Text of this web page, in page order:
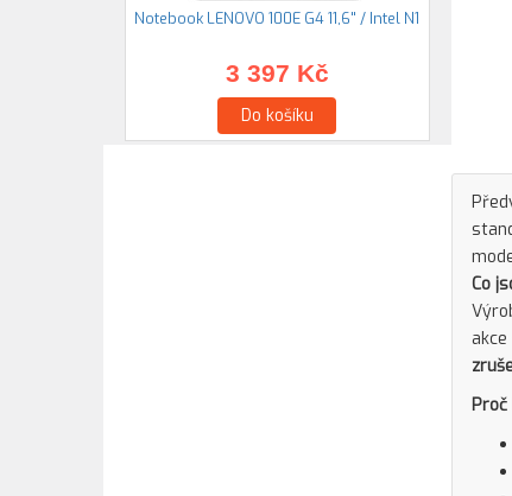
Notebook LENOVO 100E G4 11,6" / Intel N1
3 397 Kč
Do košíku
Co
Proč